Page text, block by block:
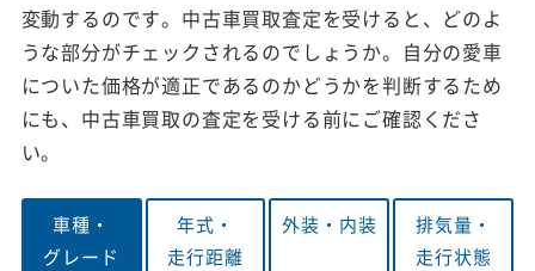
変動するのです。中古車買取査定を受けると、どのよ
うな部分がチェックされるのでしょうか。自分の愛車
についた価格が適正であるのかどうかを判断するため
にも、中古車買取の査定を受ける前にご確認くださ
い。
車種・
グレード
年式・
走行距離
外装・ 内装
排気量・
走行状態